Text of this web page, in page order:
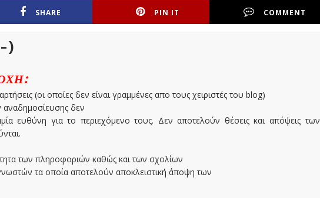
SHARE PIN IT COMMENT
)
(οι οποίες δεν είναι γραμμένες απο τους χειριστές του blog)
αναδημοσίευσης δεν
ευθύνη για το περιεχόμενο τους. Δεν αποτελούν θέσεις και απόψεις των
των πληροφοριών καθώς και των σχολίων
τα οποία αποτελούν αποκλειστική άποψη των